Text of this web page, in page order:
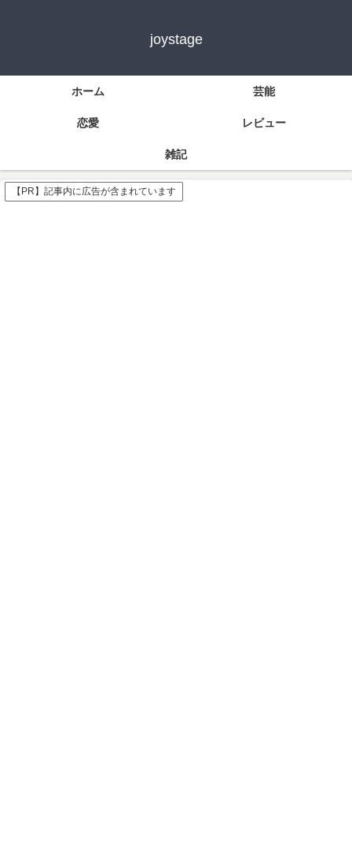
joystage
ホーム 芸能
恋愛 レビュー
雑記
【PR】記事内に広告が含まれています